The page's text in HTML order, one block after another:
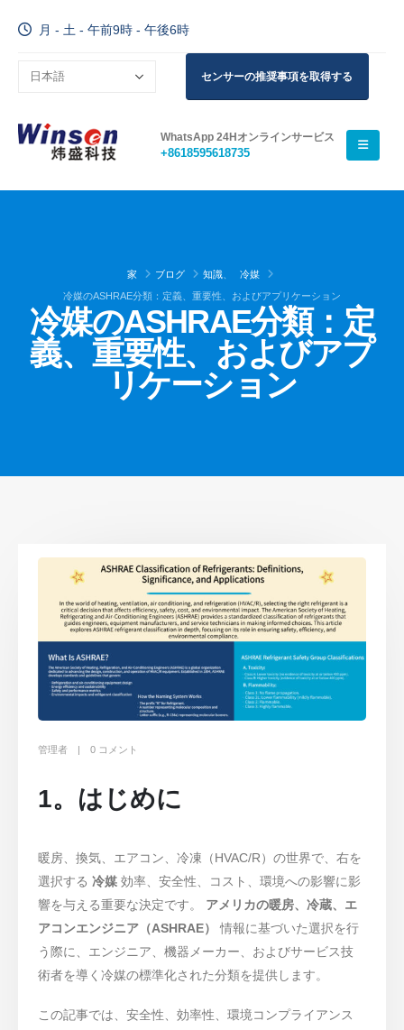
月 - 土 - 午前9時 - 午後6時
センサーの推奨事項を取得する
WhatsApp 24Hオンラインサービス
+8618595618735
家 ブログ 知識
冷媒
冷媒のASHRAE分類：定義、重要性、およびアプリケーション
冷媒のASHRAE分類：定
義、重要性、およびアプ
リケーション
管理者 0 コメント
1。はじめに
暖房、換気、エアコン、冷凍（HVAC/R）の世界で、右を
選択する冷媒 効率、安全性、コスト、環境への影響に影
響を与える重要な決定です。 アメリカの暖房、冷蔵、エ
アコンエンジニア（ASHRAE）
情報に基づいた選択を行
う際に、エンジニア、機器メーカー、およびサービス技
術者を導く冷媒の標準化された分類を提供します。
この記事では、安全性、効率性、環境コンプライアンス